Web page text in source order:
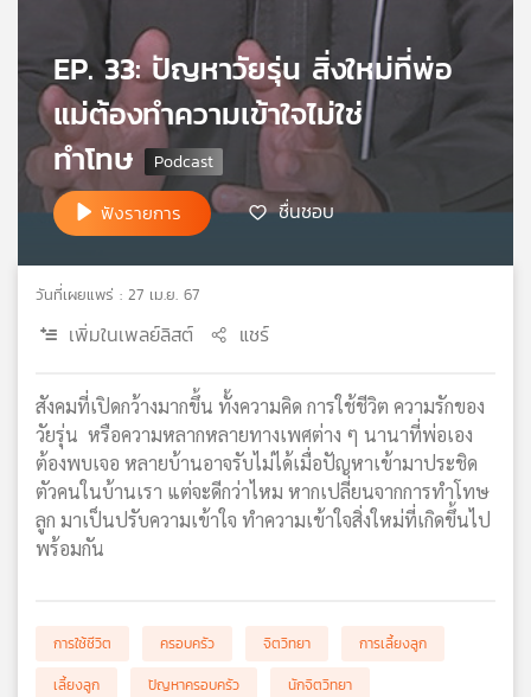
เครือ
ข่าย
วิทยุ
ไทย
บี
เอส
วิทยุ
เครือ
ข่าย
EP. 33: ปัญหาวัยรุ่น สิ่งใหม่ที่พ่อ
แม่ต้องทำความเข้าใจไม่ใช่
ทำโทษ
ฟังรายการ ชื่นชอบ
วันที่เผยแพร่ : 27 เม.ย. 67
เพิ่มในเพลย์ลิสต์ แชร์
สังคมที่เปิดกว้างมากขึ้น ทั้งความคิด การใช้ชีวิต ความรักของ
วัยรุ่น หรือความหลากหลายทางเพศต่าง ๆ นานาที่พ่อเอง
ต้องพบเจอ หลายบ้านอาจรับไม่ได้เมื่อปัญหาเข้ามาประชิด
ตัวคนในบ้านเรา แต่จะดีกว่าไหม หากเปลี่ยนจากการทำโทษ
ลูก มาเป็นปรับความเข้าใจ ทำความเข้าใจสิ่งใหม่ที่เกิดขึ้นไป
พร้อมกัน
การใช้ชีวิต ครอบครัว จิตวิทยา
การเลี้ยงลูก
เลี้ยงลูก
ปัญหาครอบครัว
นักจิตวิทยา